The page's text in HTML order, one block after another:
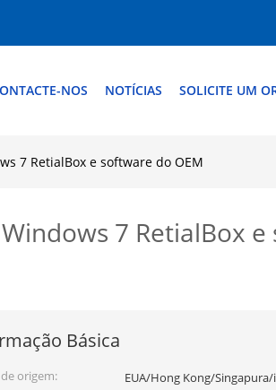
NOS NOTÍCIAS SOLICITE UM
7 RetialBox e software do OEM
7 RetialBox
Básica
origem:
EUA/Hong Kong/